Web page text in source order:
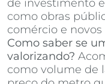
de investimento
como obras
comércio e
Como saber se
valorizando?
como volume de